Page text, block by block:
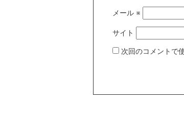
メール ※
サイト
次回のコメントで